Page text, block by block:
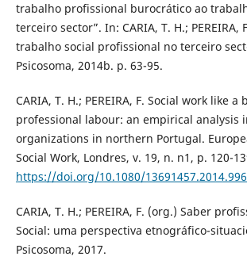
trabalho profissional burocrático ao
terceiro sector”. In: CARIA, T. H.; PEREIRA,
trabalho social profissional no terceiro
Psicosoma, 2014b. p. 63-95.
CARIA, T. H.; PEREIRA, F. Social work like
professional labour: an empirical analysis
organizations in northern Portugal.
Social Work, Londres, v. 19, n. n1, p. 120-
https://doi.org/10.1080/
CARIA, T. H.; PEREIRA, F. (org.) Saber
Social: uma perspectiva etnográfico-
Psicosoma, 2017.